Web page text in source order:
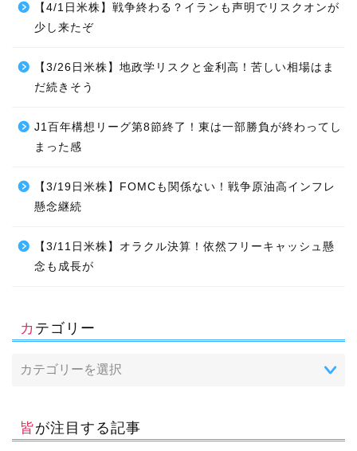
【4/1日米株】戦争終わる？イランも声明でリスクオンが
少し来たぞ
【3/26日米株】地政学リスクと金利高！苦しい相場はま
だ続きそう
J1百年構想リーグ第8節終了！東は一部勝負が終わってし
まった感
【3/19日米株】FOMCも関係ない！戦争原油高インフレ
懸念継続
【3/11日米株】オラクル決算！依然フリーキャッシュ懸
念も成長が
カテゴリー
皆が注目する記事